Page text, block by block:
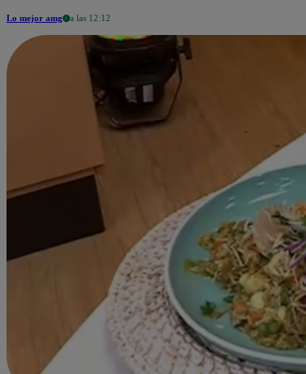
Lo mejor amg a las 12:12